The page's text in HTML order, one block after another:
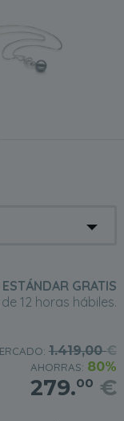
GRATIS
12 horas hábiles.
1.419,00€
AHORRAS: 80%
279.00 €